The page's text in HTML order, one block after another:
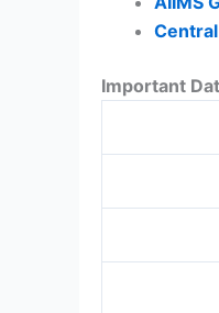
Important